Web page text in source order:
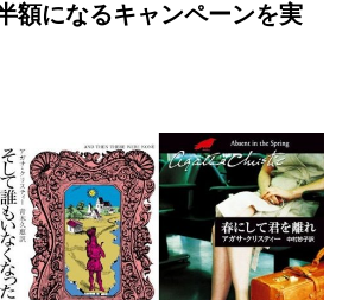
額になるキャンペーンを実